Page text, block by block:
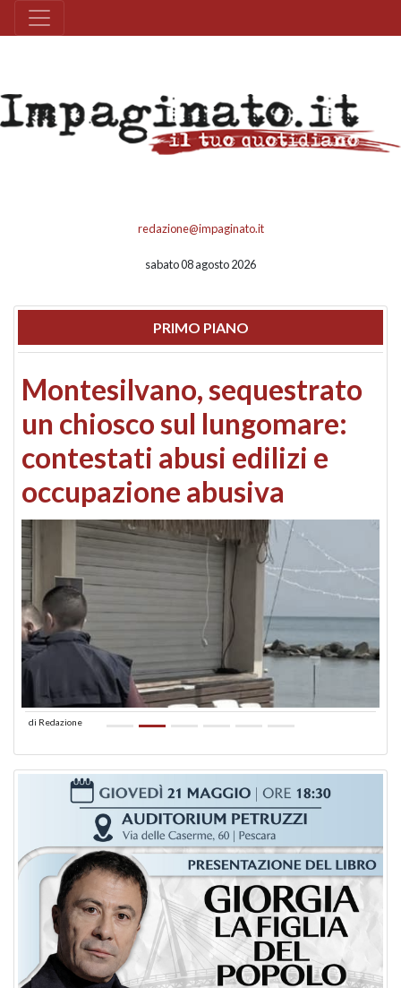
redazione@impaginato.it
sabato 08 agosto 2026
PRIMO PIANO
Montesilvano, sequestrato
un chiosco sul lungomare:
contestati abusi edilizi e
occupazione abusiva
di Redazione